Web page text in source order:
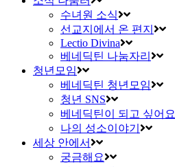
수녀원 소식
선교지에서 온 편지
Lectio Divina
베네딕틴 나눔자리
청년모임
베네딕틴 청년모임
청년 SNS
베네딕틴이 되고 싶어요
나의 성소이야기
세상 안에서
궁금해요